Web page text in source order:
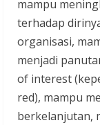
mampu
terhadap
organisasi,
menjadi
of interest
red), mampu
berkelanjutan,